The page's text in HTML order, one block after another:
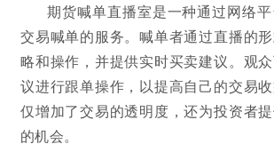
期货喊单直播室是一种通过网络
交易喊单的服务。喊单者通过直播的
略和操作，并提供实时买卖建议。观
议进行跟单操作，以提高自己的交易
仅增加了交易的透明度，还为投资者
的机会。